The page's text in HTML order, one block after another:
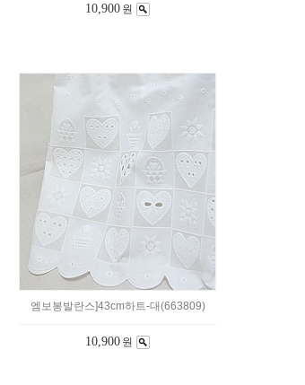
10,900 원
엠보봉발란스]43cm하트-대(663809)
10,900 원